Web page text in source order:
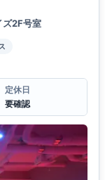
ズ2F号室
定休日
要確認